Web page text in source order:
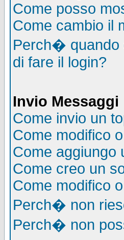
Come posso
Come cambio il
Perch� quando
di fare il login?
Invio Messaggi
Come invio un
Come modifico
Come aggiungo
Come creo un
Come modifico
Perch� non
Perch� non